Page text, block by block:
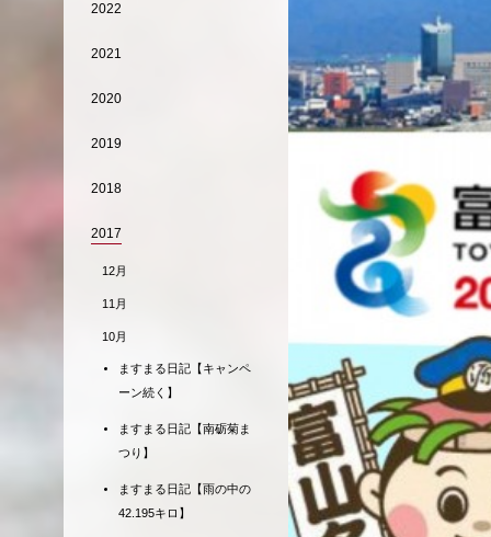
2022
2021
2020
2019
2018
2017
12月
11月
10月
ますまる日記【キャンペ
ーン続く】
ますまる日記【南砺菊ま
つり】
ますまる日記【雨の中の
42.195キロ】